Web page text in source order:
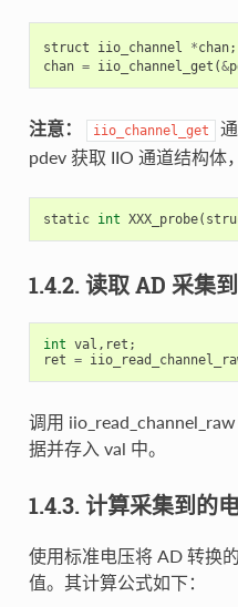
struct iio_channel *chan;
chan = iio_channel_get (&
注意： iio_channel_get
pdev 获取 IIO 通道结构体
static int XXX_probe(
1.4.2. 读取 AD 采集
int val , ret ;
ret =
调用
据并存入 val 中。
1.4.3. 计算采集到的
使用标准电压将 AD 转换
值。其计算公式如下：